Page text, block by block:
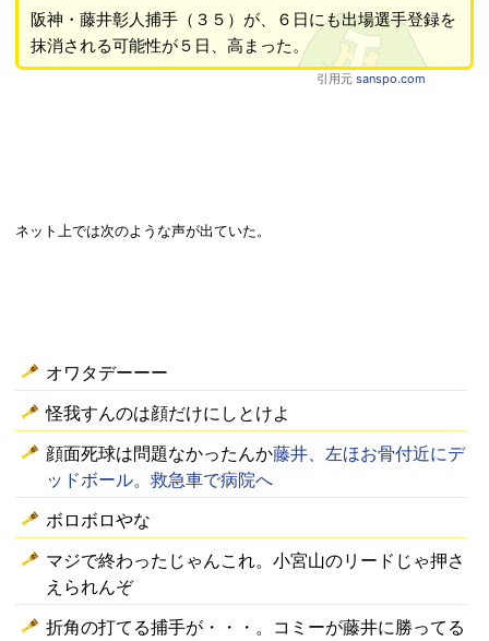
阪神・藤井彰人捕手（３５）が、６日にも出場選手登録を
抹消される可能性が５日、高まった。
引用元 sanspo.com
ネット上では次のような声が出ていた。
オワタデーーー
怪我すんのは顔だけにしとけよ
顔面死球は問題なかったんか藤井、左ほお骨付近にデ
ッドボール。救急車で病院へ
ボロボロやな
マジで終わったじゃんこれ。小宮山のリードじゃ押さ
えられんぞ
折角の打てる捕手が・・・。コミーが藤井に勝ってる